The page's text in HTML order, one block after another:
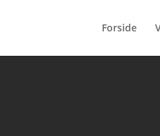
Forside